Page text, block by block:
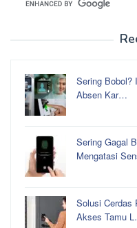
Sering Bobol?
Absen Kar…
Sering Gagal
Mengatasi
Solusi Cerdas
Akses Tamu